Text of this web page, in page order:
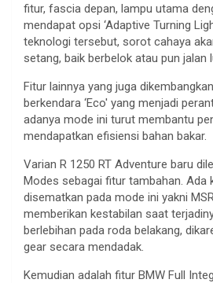
fitur, fascia depan, lampu utama
mendapat opsi ‘Adaptive Turning
teknologi tersebut, sorot cahaya
setang, baik berbelok atau pun jalan
Fitur lainnya yang juga
berkendara ‘Eco' yang menjadi
adanya mode ini turut membantu
mendapatkan efisiensi bahan bakar.
Varian R 1250 RT Adventure baru
Modes sebagai fitur tambahan. Ada
disematkan pada mode ini yakni
memberikan kestabilan saat
berlebihan pada roda belakang,
gear secara mendadak.
Kemudian adalah fitur BMW Full